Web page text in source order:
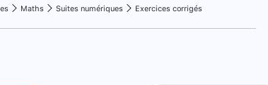
Maths Suites numériques Exercices corrigés